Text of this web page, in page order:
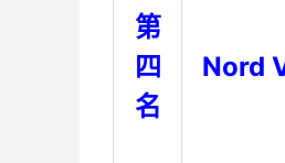
第
四
名
Nord